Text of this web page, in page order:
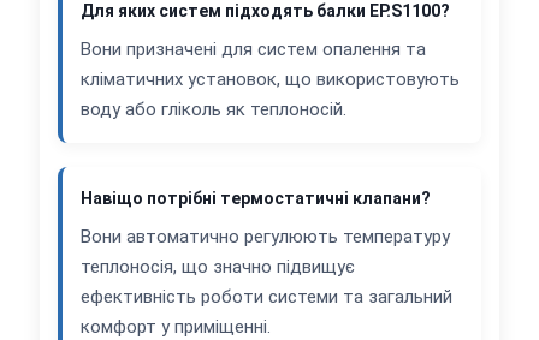
Для яких систем підходять балки EP.S1100?
Вони призначені для систем опалення та
кліматичних установок, що використовують
воду або гліколь як теплоносій.
Навіщо потрібні термостатичні клапани?
Вони автоматично регулюють температуру
теплоносія, що значно підвищує
ефективність роботи системи та загальний
комфорт у приміщенні.